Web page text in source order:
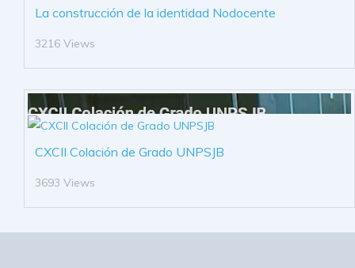
La construcción de la identidad Nodocente
3216 Views
CXCII Colación de Grado UNPSJB
3693 Views